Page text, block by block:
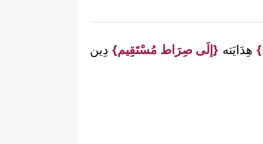
هِدَايَته {إلَى صِرَاط مُسْتَقِيم} دِين